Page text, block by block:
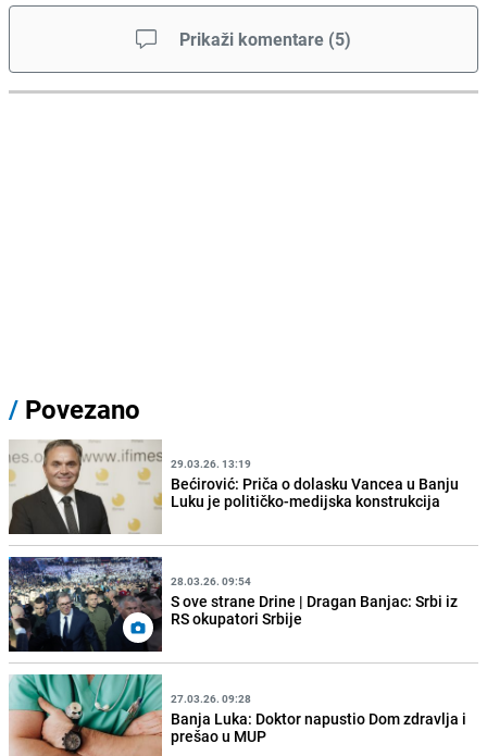
Prikaži komentare (5)
/ Povezano
29.03.26. 13:19
Bećirović: Priča o dolasku Vancea u Banju
Luku je političko-medijska konstrukcija
28.03.26. 09:54
S ove strane Drine | Dragan Banjac: Srbi iz
RS okupatori Srbije
27.03.26. 09:28
Banja Luka: Doktor napustio Dom zdravlja i
prešao u MUP